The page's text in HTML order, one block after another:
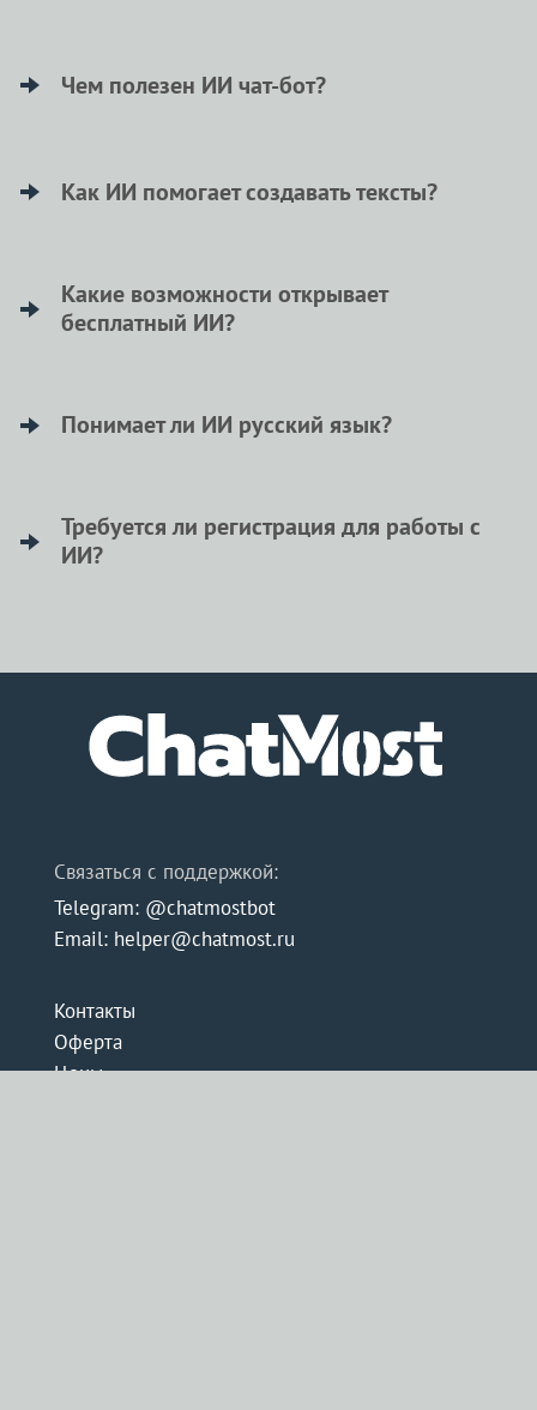
через ChatMost. Нужен лишь интернет,
Чем полезен ИИ чат-бот?
анализирует данные, придумывает идеи и
Как ИИ помогает создавать тексты?
статьи или посты, предлагает свежие идеи и
помогает четко выражать мысли.
Какие возможности открывает
бесплатный ИИ?
затрат, помогает решать разные задачи и легко
Понимает ли ИИ русский язык?
включая все его нюансы и контекст, поэтому
общение с ним комфортно и понятно.
Требуется ли регистрация для работы с
ИИ?
творить без регистрации и какой-либо оплаты.
Связаться с поддержкой:
Telegram: @chatmostbot
Email: helper@chatmost.ru
Контакты
Оферта
Цены